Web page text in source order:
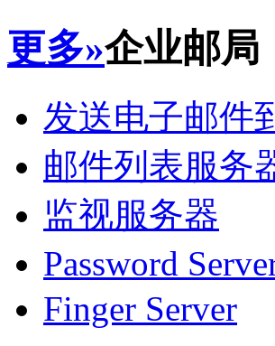
更多»企业邮局
发送电子邮件
邮件列表服务
监视服务器
Password
Finger Server